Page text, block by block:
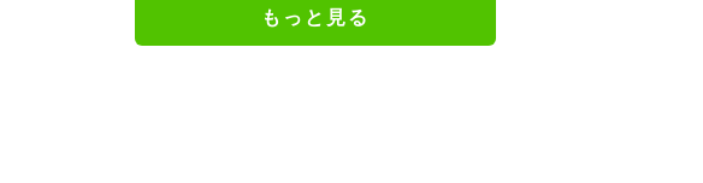
もっと見る